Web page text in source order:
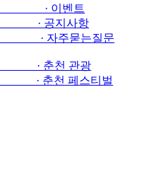
이벤트
공지사항
묻는질문
· 춘천 관광
춘천 페스티벌